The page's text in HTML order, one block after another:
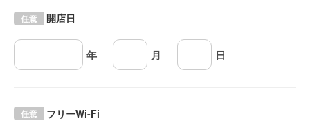
開店日
任意
年 月 日
フリーWi-Fi
任意